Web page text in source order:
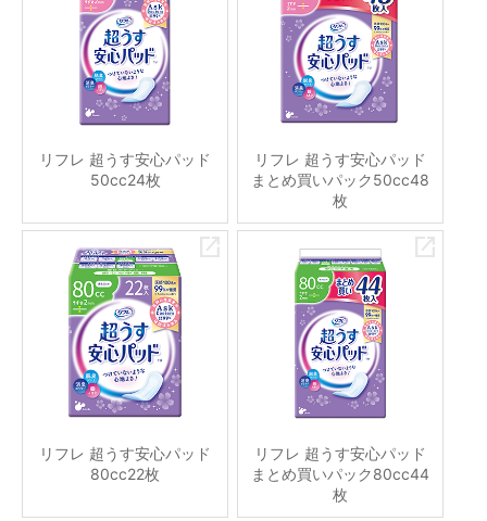
リフレ 超うす安心パッド
50cc24枚
リフレ 超うす安心パッド
まとめ買いパック50cc48
枚
リフレ 超うす安心パッド
80cc22枚
リフレ 超うす安心パッド
まとめ買いパック80cc44
枚